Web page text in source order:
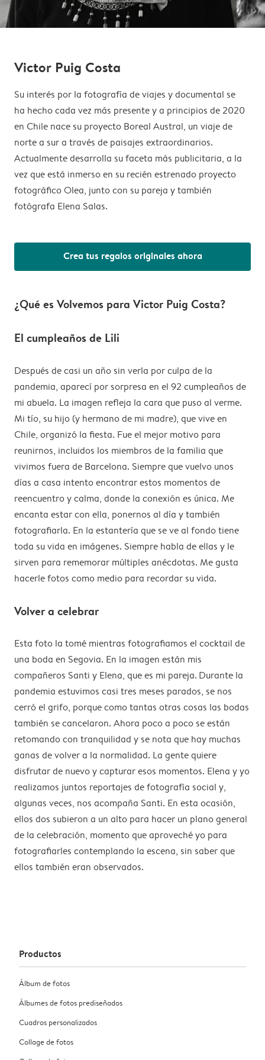
Victor Puig Costa
Su interés por la fotografía de viajes y documental se
ha hecho cada vez más presente y a principios de 2020
en Chile nace su proyecto Boreal Austral, un viaje de
norte a sur a través de paisajes extraordinarios.
Actualmente desarrolla su faceta más publicitaria, a la
vez que está inmerso en su recién estrenado proyecto
fotográfico Olea, junto con su pareja y también
fotógrafa Elena Salas.
Crea tus regalos originales ahora
¿Qué es Volvemos para Victor Puig Costa?
El cumpleaños de Lili
Después de casi un año sin verla por culpa de la
pandemia, aparecí por sorpresa en el 92 cumpleaños de
mi abuela. La imagen refleja la cara que puso al verme.
Mi tío, su hijo (y hermano de mi madre), que vive en
Chile, organizó la fiesta. Fue el mejor motivo para
reunirnos, incluidos los miembros de la familia que
vivimos fuera de Barcelona. Siempre que vuelvo unos
días a casa intento encontrar estos momentos de
reencuentro y calma, donde la conexión es única. Me
encanta estar con ella, ponernos al día y también
fotografiarla. En la estantería que se ve al fondo tiene
toda su vida en imágenes. Siempre habla de ellas y le
sirven para rememorar múltiples anécdotas. Me gusta
hacerle fotos como medio para recordar su vida.
Volver a celebrar
Esta foto la tomé mientras fotografiamos el cocktail de
una boda en Segovia. En la imagen están mis
compañeros Santi y Elena, que es mi pareja. Durante la
pandemia estuvimos casi tres meses parados, se nos
cerró el grifo, porque como tantas otras cosas las bodas
también se cancelaron. Ahora poco a poco se están
retomando con tranquilidad y se nota que hay muchas
ganas de volver a la normalidad. La gente quiere
disfrutar de nuevo y capturar esos momentos. Elena y yo
realizamos juntos reportajes de fotografía social y,
algunas veces, nos acompaña Santi. En esta ocasión,
ellos dos subieron a un alto para hacer un plano general
de la celebración, momento que aproveché yo para
fotografiarles contemplando la escena, sin saber que
ellos también eran observados.
Productos
Álbum de fotos
Álbumes de fotos prediseñados
Cuadros personalizados
Collage de fotos